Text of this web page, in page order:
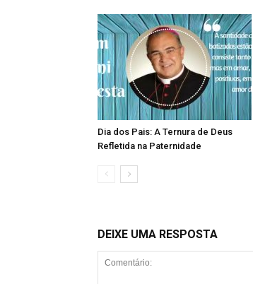
Dia dos Pais: A Ternura de Deus
Refletida na Paternidade
DEIXE UMA RESPOSTA